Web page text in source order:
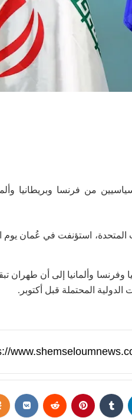
من فرنسا وبريطانيا
المتحدة، استؤنفت في عُمان
وفرنسا وألمانيا إلى أن طهران
المحتملة قبل أكتوبر.